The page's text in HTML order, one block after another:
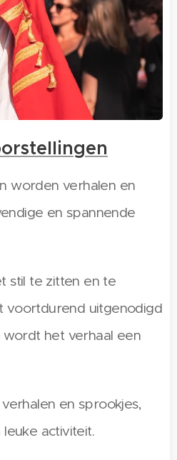
worden verhalen en
en spannende
stil te zitten en te
voortdurend uitgenodigd
het verhaal een
en sprookjes,
activiteit.